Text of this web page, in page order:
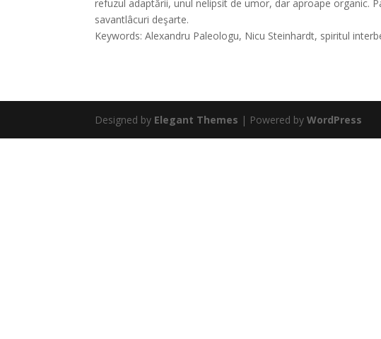
refuzul adaptării, unul nelipsit de umor, dar aproape organic.
savantlâcuri deşarte.
Keywords: Alexandru Paleologu, Nicu Steinhardt, spiritul
Designed by Elegant Themes | Powered byWordPress